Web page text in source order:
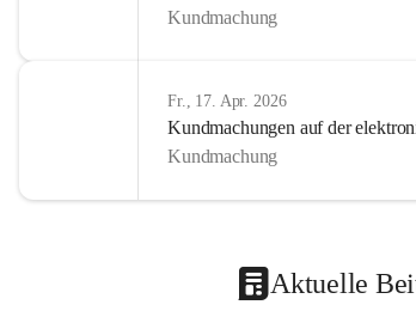
Kundmachung
Fr., 17. Apr. 2026
Kundmachungen auf der
Kundmachung
Aktuelle